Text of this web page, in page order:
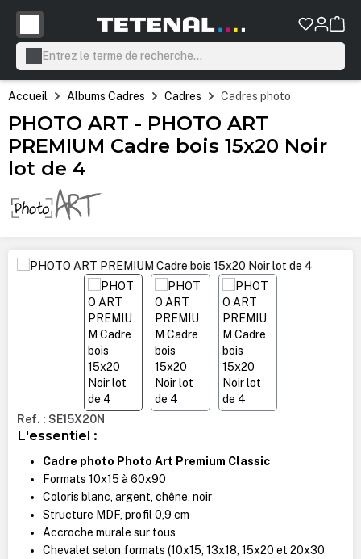
principal
Accueil Albums Cadres Cadres Cadres photo
PHOTO ART - PHOTO ART
PREMIUM Cadre bois 15x20 Noir
lot de 4
Ignorer la galerie d'images
Ref. : SE15X20N
L'essentiel :
Cadre photo Photo Art Premium Classic
Formats 10x15 à 60x90
Coloris blanc, argent, chêne, noir
Structure MDF, profil 0,9 cm
Accroche murale sur tous
Chevalet selon formats (10x15, 13x18, 15x20 et 20x30